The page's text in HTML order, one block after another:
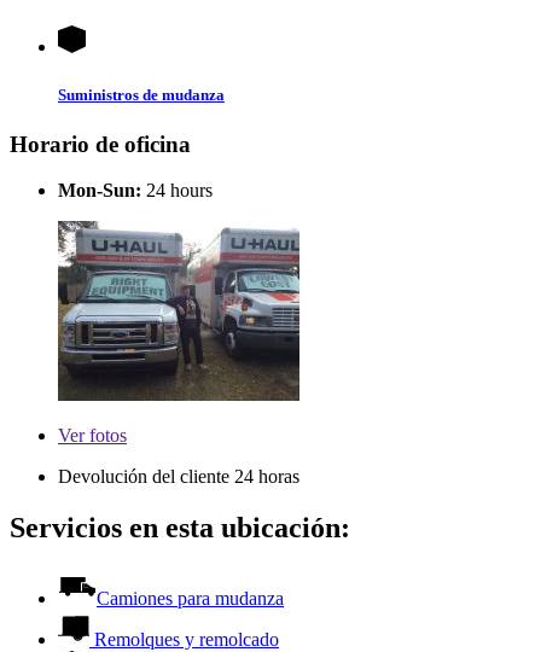
Suministros de mudanza
Horario de oficina
Mon-Sun: 24 hours
Verfotos
Devolución del cliente 24 horas
Servicios en esta ubicación:
Camiones para mudanza
Remolques y remolcado